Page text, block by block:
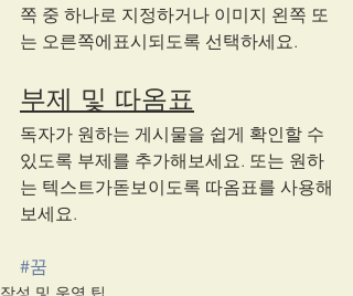
쪽 중 하나로 지정하거나 이미지 왼쪽 또
는 오른쪽에표시되도록 선택하세요.
부제 및 따옴표
독자가 원하는 게시물을 쉽게 확인할 수
있도록 부제를 추가해보세요. 또는 원하
는 텍스트가돋보이도록 따옴표를 사용해
보세요.
#꿈